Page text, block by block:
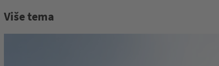
Više tema